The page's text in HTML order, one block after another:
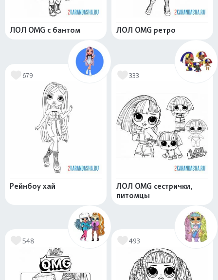
ЛОЛ OMG с бантом ЛОЛ OMG ретро
679
Рейнбоу хай
333
ЛОЛ OMG сестрички,
питомцы
548 493